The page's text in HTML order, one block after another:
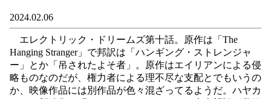
2024.02.06
エレクトリック・ドリームズ第十話。原作は「The
Hanging Stranger」で邦訳は「ハンギング・ストレンジャ
ー」とか「吊されたよそ者」。原作はエイリアンによる侵
略ものなのだが、権力者による理不尽な支配とでもいうの
か、映像作品には別作品が色々混ざってるようだ。ハヤカ